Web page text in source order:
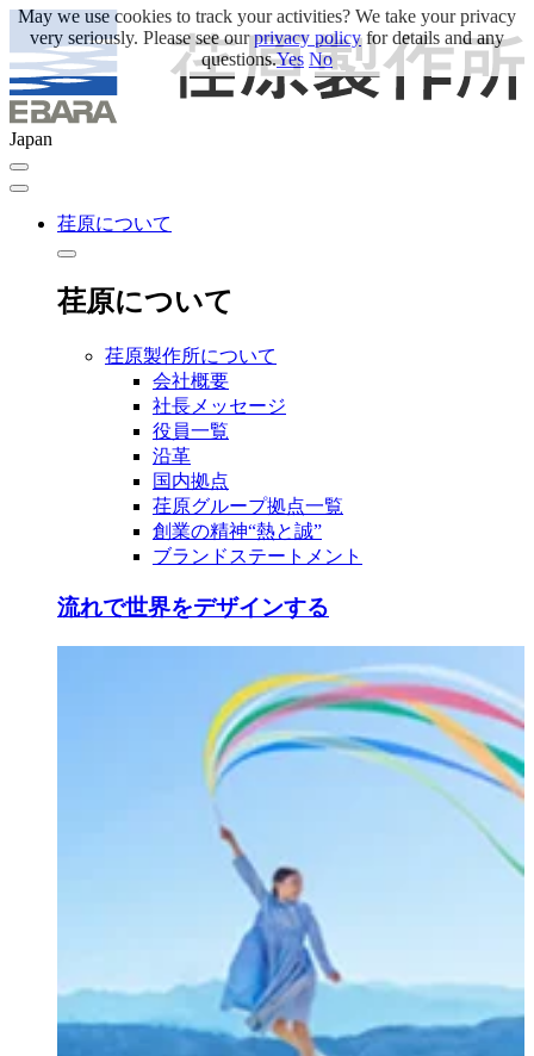
Japan
荏原について
荏原について
荏原製作所について
会社概要
社長メッセージ
役員一覧
沿革
国内拠点
荏原グループ拠点一覧
創業の精神“熱と誠”
ブランドステートメント
流れで世界をデザインする
May we use cookies to track your activities? We take your privacy
very seriously. Please see ourprivacy policyfor details and any
questions.Yes No